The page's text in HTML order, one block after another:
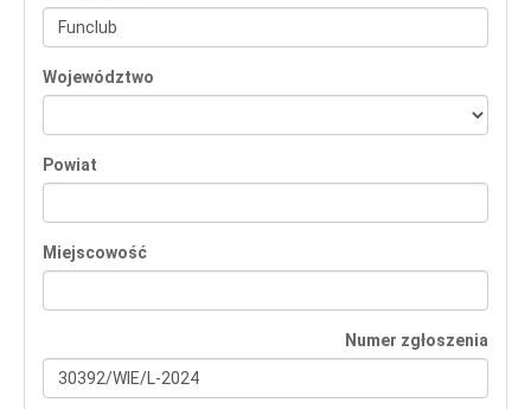
Województwo
Powiat
Miejscowość
Numer zgłoszenia